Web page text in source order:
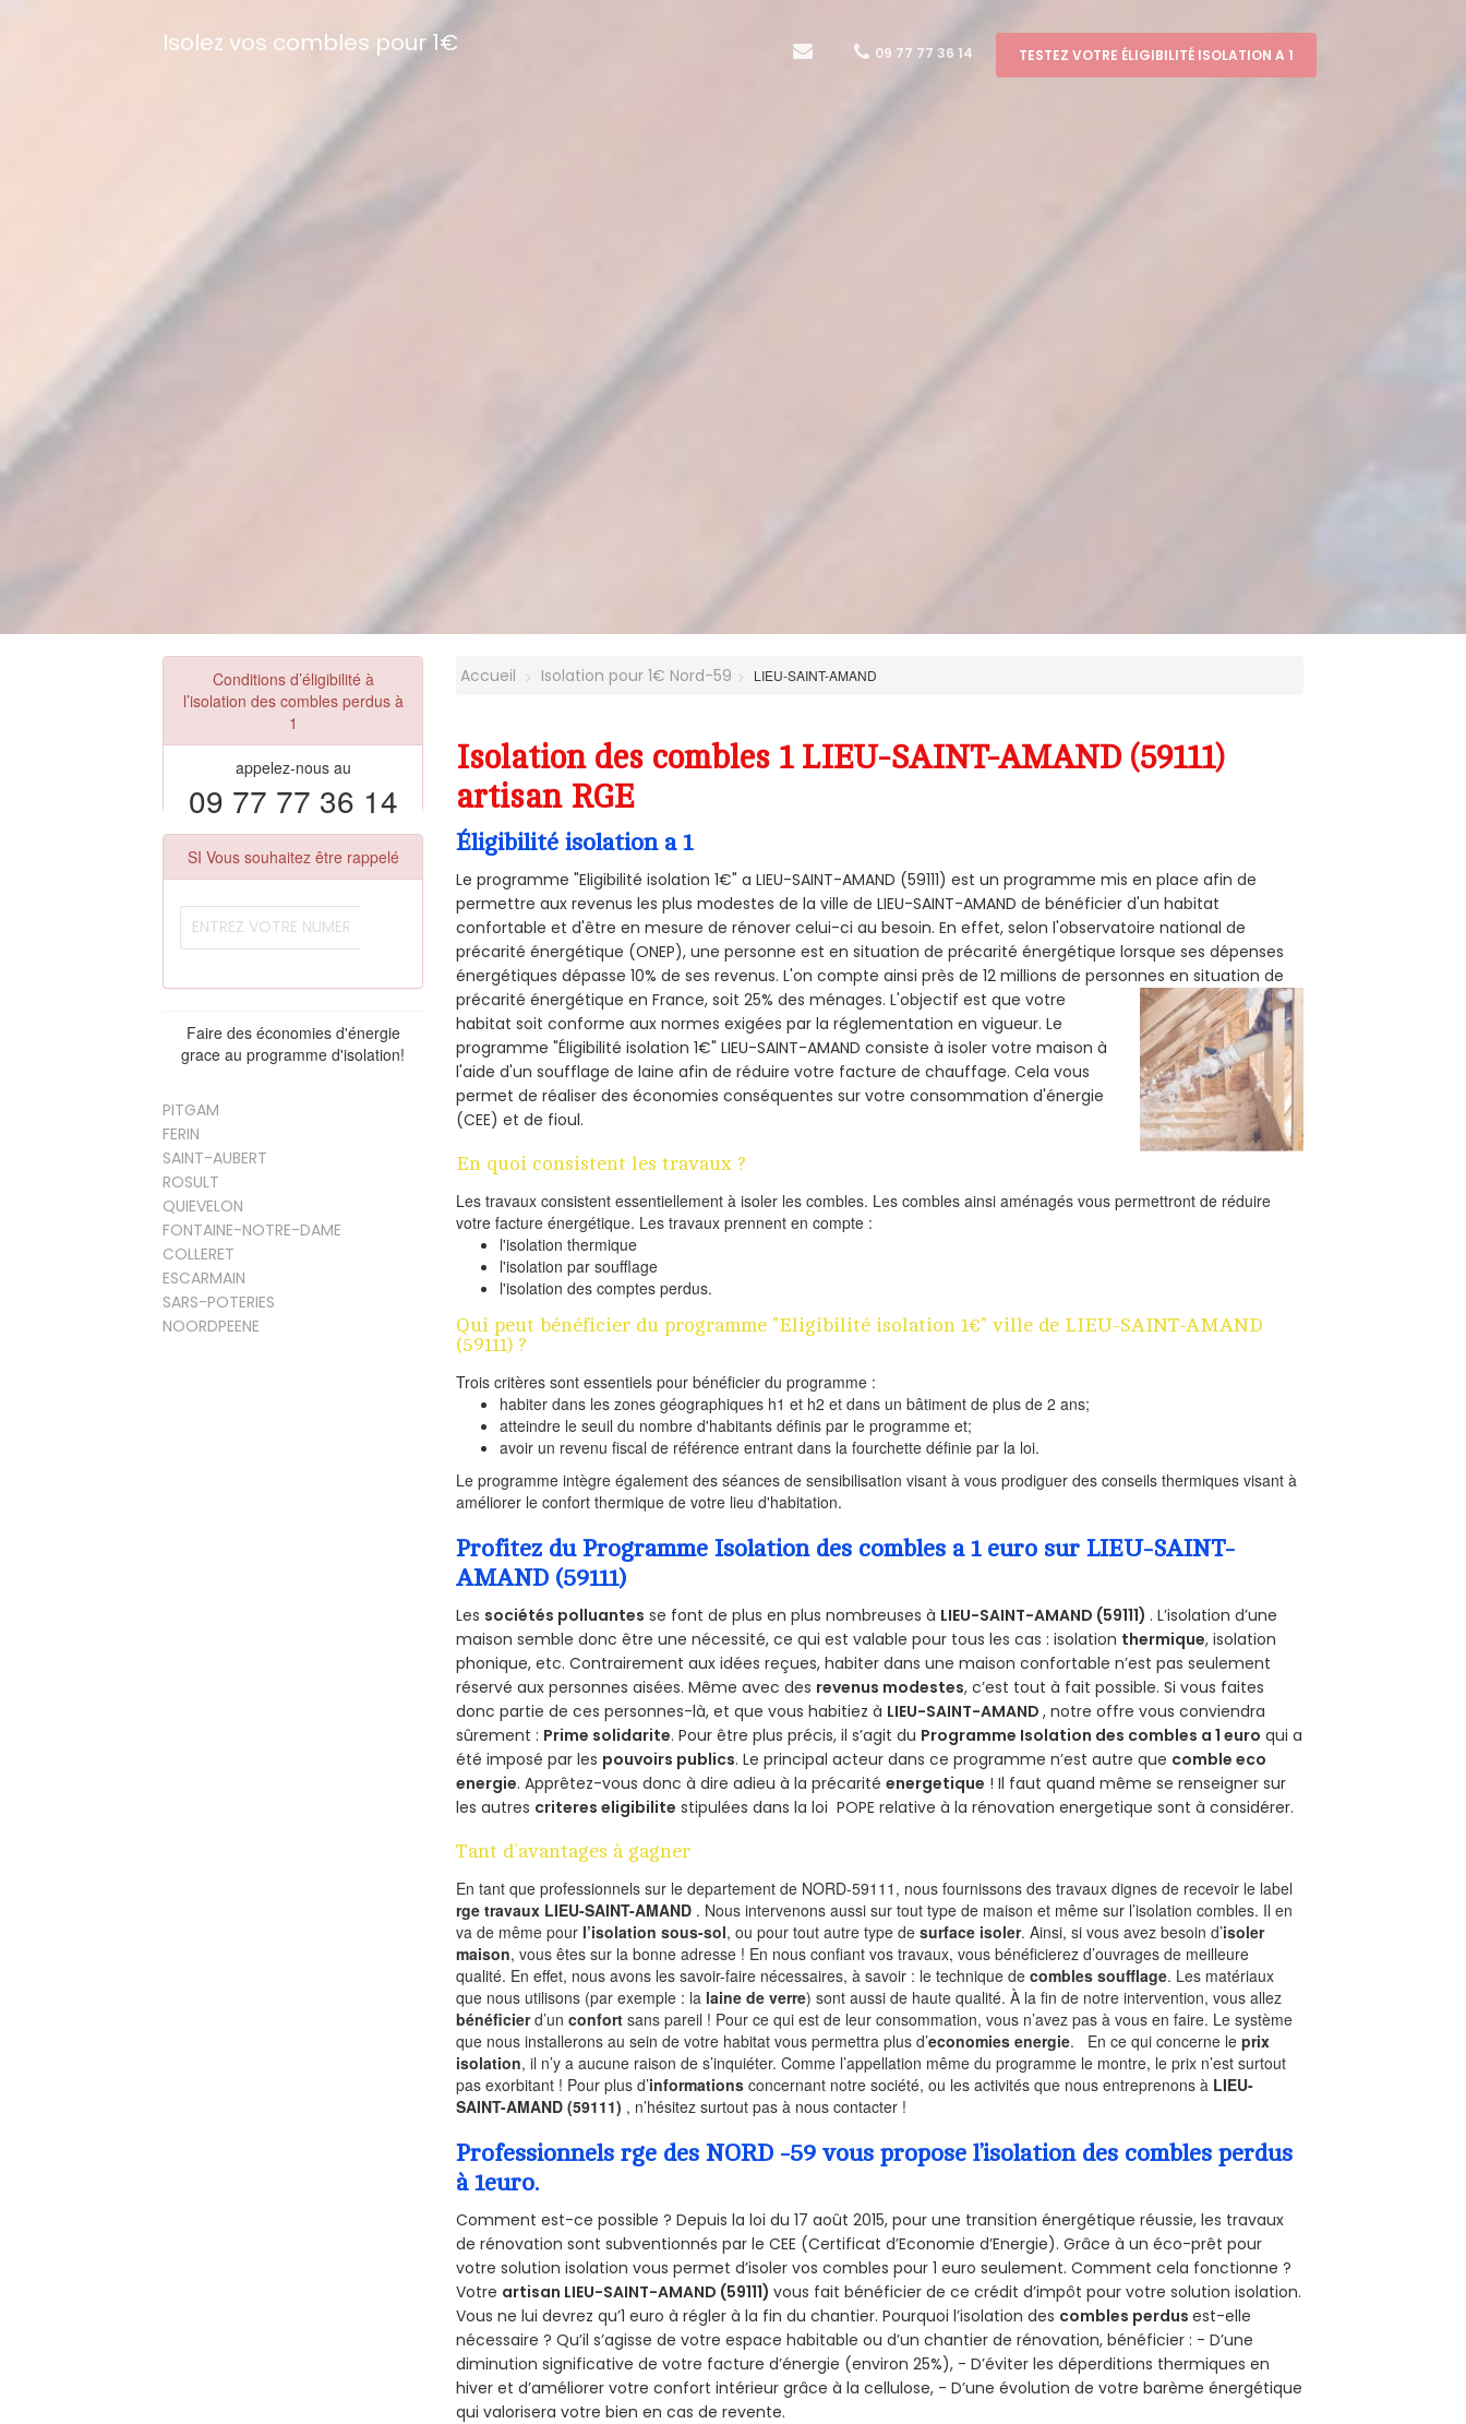
Isolez vos combles pour 1€ 09 77 77 36 14 TESTEZ VOTRE ÉLIGIBILITÉ ISOLATION A 1
Conditions d’éligibilité à
l’isolation des combles perdus à
1
appelez-nous au
09 77 77 36 14
SI Vous souhaitez être rappelé
Faire des économies d'énergie
grace au programme d'isolation!
PITGAM
FERIN
SAINT-AUBERT
ROSULT
QUIEVELON
FONTAINE-NOTRE-DAME
COLLERET
ESCARMAIN
SARS-POTERIES
NOORDPEENE
Accueil Isolation pour 1€ Nord-59 LIEU-SAINT-AMAND
Isolation des combles 1 LIEU-SAINT-AMAND (59111)
artisan RGE
Éligibilité isolation a 1
Le programme "Eligibilité isolation 1€" a LIEU-SAINT-AMAND (59111) est un programme mis en place afin de
permettre aux revenus les plus modestes de la ville de LIEU-SAINT-AMAND de bénéficier d'un habitat
confortable et d'être en mesure de rénover celui-ci au besoin. En effet, selon l'observatoire national de
précarité énergétique (ONEP), une personne est en situation de précarité énergétique lorsque ses dépenses
énergétiques dépasse 10% de ses revenus. L'on compte ainsi près de 12 millions de personnes en situation de
précarité énergétique en France, soit 25% des ménages.L'objectif est que votre
habitat soit conforme aux normes exigées par la réglementation en vigueur. Le
programme "Éligibilité isolation 1€" LIEU-SAINT-AMAND consiste à isoler votre maison à
l'aide d'un soufflage de laine afin de réduire votre facture de chauffage. Cela vous
permet de réaliser des économies conséquentes sur votre consommation d'énergie
(CEE) et de fioul.
En quoi consistent les travaux ?
Les travaux consistent essentiellement à isoler les combles. Les combles ainsi aménagés vous permettront de réduire
votre facture énergétique. Les travaux prennent en compte :
l'isolation thermique
l'isolation par soufflage
l'isolation des comptes perdus.
Qui peut bénéficier du programme "Eligibilité isolation 1€" ville de LIEU-SAINT-AMAND
(59111) ?
Trois critères sont essentiels pour bénéficier du programme :
habiter dans les zones géographiques h1 et h2 et dans un bâtiment de plus de 2 ans;
atteindre le seuil du nombre d'habitants définis par le programme et;
avoir un revenu fiscal de référence entrant dans la fourchette définie par la loi.
Le programme intègre également des séances de sensibilisation visant à vous prodiguer des conseils thermiques visant à
améliorer le confort thermique de votre lieu d'habitation.
Profitez du Programme Isolation des combles a 1 euro sur LIEU-SAINT-
AMAND (59111)
Les sociétés polluantes se font de plus en plus nombreuses à LIEU-SAINT-AMAND (59111) . L’isolation d’une
maison semble donc être une nécessité, ce qui est valable pour tous les cas : isolation thermique, isolation
phonique, etc. Contrairement aux idées reçues, habiter dans une maison confortable n’est pas seulement
réservé aux personnes aisées. Même avec des revenus modestes, c’est tout à fait possible. Si vous faites
donc partie de ces personnes-là, et que vous habitiez à LIEU-SAINT-AMAND, notre offre vous conviendra
sûrement : Prime solidarite. Pour être plus précis, il s’agit du Programme Isolation des combles a 1 euro qui a
été imposé par les pouvoirs publics. Le principal acteur dans ce programme n’est autre que comble eco
energie. Apprêtez-vous donc à dire adieu à la précaritéenergetique ! Il faut quand même se renseigner sur
les autres criteres eligibilite stipulées dans la loi POPE relative à la rénovation energetique sont à considérer.
Tant d’avantages à gagner
En tant que professionnels sur le departement de NORD-59111, nous fournissons des travaux dignes de recevoir le label
rge travaux LIEU-SAINT-AMAND . Nous intervenons aussi sur tout type de maison et même sur l’isolation combles. Il en
va de même pour l’isolation sous-sol, ou pour tout autre type desurface isoler. Ainsi, si vous avez besoin d’isoler
maison, vous êtes sur la bonne adresse ! En nous confiant vos travaux, vous bénéficierez d’ouvrages de meilleure
qualité. En effet, nous avons les savoir-faire nécessaires, à savoir : le technique decombles soufflage. Les matériaux
que nous utilisons (par exemple : la laine de verre) sont aussi de haute qualité. À la fin de notre intervention, vous allez
bénéficierd’unconfort sans pareil ! Pour ce qui est de leur consommation, vous n’avez pas à vous en faire. Le système
que nous installerons au sein de votre habitat vous permettra plus d’economies energie. En ce qui concerne leprix
isolation, il n’y a aucune raison de s’inquiéter. Comme l’appellation même du programme le montre, le prix n’est surtout
pas exorbitant ! Pour plus d’informations concernant notre société, ou les activités que nous entreprenons à LIEU-
SAINT-AMAND (59111) , n’hésitez surtout pas à nous contacter !
Professionnels rge des NORD -59 vous propose l’isolation des combles perdus
à 1euro.
Comment est-ce possible ? Depuis la loi du 17 août 2015, pour une transition énergétique réussie, les travaux
de rénovation sont subventionnés par le CEE (Certificat d’Economie d’Energie). Grâce à un éco-prêt pour
votre solution isolation vous permet d’isoler vos combles pour 1 euro seulement. Comment cela fonctionne ?
Votre artisan LIEU-SAINT-AMAND (59111)vous fait bénéficier de ce crédit d’impôt pour votre solution isolation.
Vous ne lui devrez qu’1 euro à régler à la fin du chantier. Pourquoi l’isolation des combles perdusest-elle
nécessaire ? Qu’il s’agisse de votre espace habitable ou d’un chantier de rénovation, bénéficier : - D’une
diminution significative de votre facture d’énergie (environ 25%), - D’éviter les déperditions thermiques en
hiver et d’améliorer votre confort intérieur grâce à la cellulose, - D’une évolution de votre barème énergétique
qui valorisera votre bien en cas de revente.